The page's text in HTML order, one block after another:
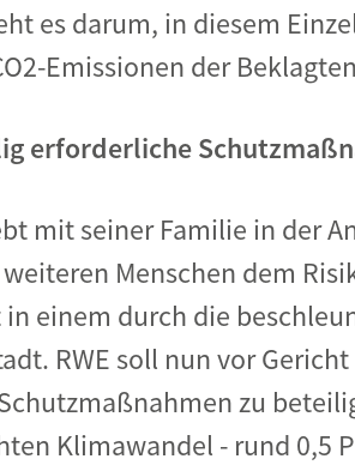
es darum, in diesem
Emissionen der
erforderliche
mit seiner Familie in der
Menschen dem
einem durch die
RWE soll nun vor
zu
Klimawandel - rund 0,5